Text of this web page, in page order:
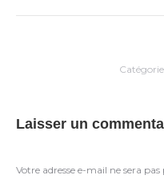
Laisser un
Votre adresse e-mail ne sera